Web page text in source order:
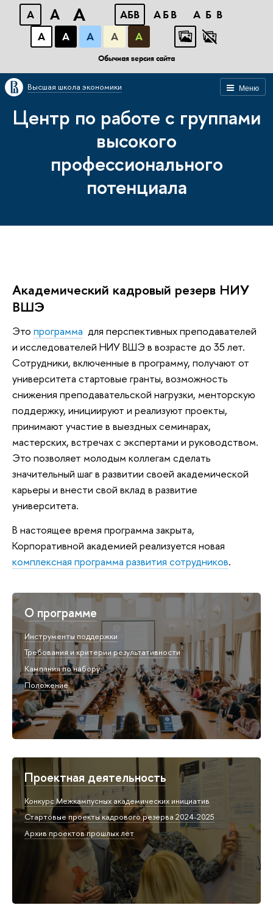
A A A АБВ АБВ
АБВ
А
А А А А
Обычная версия сайта
Меню
Высшая школа экономики
Центр по работе с группами
высокого
профессионального
потенциала
Академический кадровый резерв НИУ
ВШЭ
Это программа для перспективных преподавателей
и исследователей НИУ ВШЭ в возрасте до 35 лет.
Сотрудники, включенные в программу, получают от
университета стартовые гранты, возможность
снижения преподавательской нагрузки, менторскую
поддержку, инициируют и реализуют проекты,
принимают участие в выездных семинарах,
мастерских, встречах с экспертами и руководством.
Это позволяет молодым коллегам сделать
значительный шаг в развитии своей академической
карьеры и внести свой вклад в развитие
университета.
В настоящее время программа закрыта,
Корпоративной академией реализуется новая
комплексная программа развития сотрудников.
О программе
Инструменты поддержки
Требования и критерии результативности
Кампания по набору
Положение
Проектная деятельность
Конкурс Межкампусных академических инициатив
Стартовые проекты кадрового резерва 2024-2025
Архив проектов прошлых лет